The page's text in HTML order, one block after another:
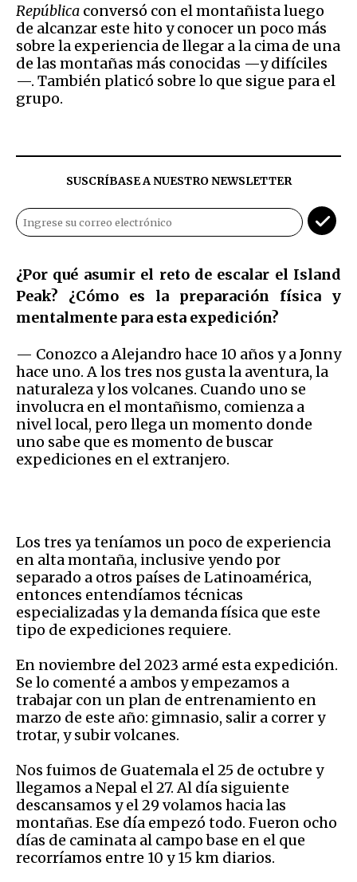
República conversó con el montañista luego
de alcanzar este hito y conocer un poco más
sobre la experiencia de llegar a la cima de una
de las montañas más conocidas —y difíciles
—. También platicó sobre lo que sigue para el
grupo.
SUSCRÍBASE A NUESTRO NEWSLETTER
¿Por qué asumir el reto de escalar el Island
Peak? ¿Cómo es la preparación física y
mentalmente para esta expedición?
— Conozco a Alejandro hace 10 años y a Jonny
hace uno. A los tres nos gusta la aventura, la
naturaleza y los volcanes. Cuando uno se
involucra en el montañismo, comienza a
nivel local, pero llega un momento donde
uno sabe que es momento de buscar
expediciones en el extranjero.
Los tres ya teníamos un poco de experiencia
en alta montaña, inclusive yendo por
separado a otros países de Latinoamérica,
entonces entendíamos técnicas
especializadas y la demanda física que este
tipo de expediciones requiere.
En noviembre del 2023 armé esta expedición.
Se lo comenté a ambos y empezamos a
trabajar con un plan de entrenamiento en
marzo de este año: gimnasio, salir a correr y
trotar, y subir volcanes.
Nos fuimos de Guatemala el 25 de octubre y
llegamos a Nepal el 27. Al día siguiente
descansamos y el 29 volamos hacia las
montañas. Ese día empezó todo. Fueron ocho
días de caminata al campo base en el que
recorríamos entre 10 y 15 km diarios.